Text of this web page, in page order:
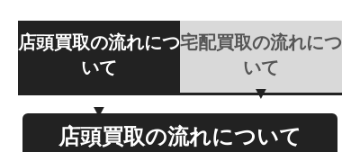
店頭買取の流れにつ
いて
宅配買取の流れにつ
いて
店頭買取の流れについて